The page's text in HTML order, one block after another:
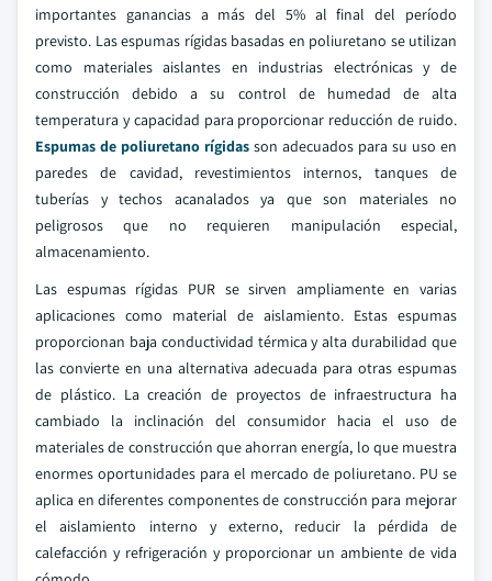
importantes ganancias a más del 5% al final del período
previsto. Las espumas rígidas basadas en poliuretano se utilizan
como materiales aislantes en industrias electrónicas y de
construcción debido a su control de humedad de alta
temperatura y capacidad para proporcionar reducción de ruido.
Espumas de poliuretano rígidas son adecuados para su uso en
paredes de cavidad, revestimientos internos, tanques de
tuberías y techos acanalados ya que son materiales no
peligrosos que no requieren manipulación especial,
almacenamiento.
Las espumas rígidas PUR se sirven ampliamente en varias
aplicaciones como material de aislamiento. Estas espumas
proporcionan baja conductividad térmica y alta durabilidad que
las convierte en una alternativa adecuada para otras espumas
de plástico. La creación de proyectos de infraestructura ha
cambiado la inclinación del consumidor hacia el uso de
materiales de construcción que ahorran energía, lo que muestra
enormes oportunidades para el mercado de poliuretano. PU se
aplica en diferentes componentes de construcción para mejorar
el aislamiento interno y externo, reducir la pérdida de
calefacción y refrigeración y proporcionar un ambiente de vida